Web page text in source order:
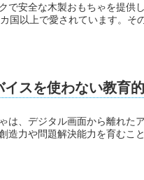
で安全な木製おもちゃを提供
国以上で愛されています。
イスを使わない教育
は、デジタル画面から離れた
造力や問題解決能力を育むこ